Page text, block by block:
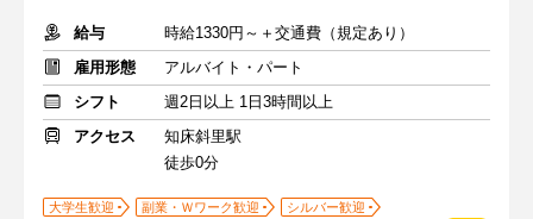
給与
時給1330円～＋交通費（規定あり）
雇用形態
アルバイト・パート
シフト
週2日以上 1日3時間以上
アクセス
知床斜里駅
徒歩0分
大学生歓迎 副業・Ｗワーク歓迎
シルバー歓迎